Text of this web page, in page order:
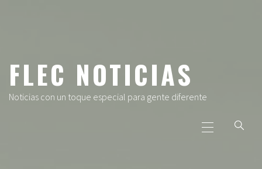
FLEC NOTICIAS
Noticias con un toque especial para gente diferente
principal